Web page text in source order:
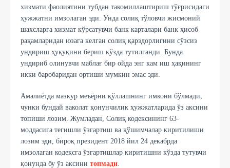
хизмати фаолиятини тубдан такомиллаштириш тўғрисидаги
ҳужжатни имзолаган эди. Унда солиқ тўловчи жисмоний
шахсларга хизмат кўрсатувчи банк карталари банк ҳисоб
рақамларидан юзага келган солиқ қарздорлигини сўзсиз
ундириш ҳуқуқини бериш кўзда тутилганди. Бунда
ундириб олинувчи маблағ бир ойда энг кам иш ҳақининг
икки баробаридан ортиши мумкин эмас эди.
Амалиётда мазкур меъёрни қўллашнинг имкони бўлмади,
чунки бундай ваколат қонунчилик ҳужжатларида ўз аксини
топиши лозим. Жумладан, Солиқ кодексининг 63-
моддасига тегишли ўзгартиш ва қўшимчалар киритилиши
лозим эди, бироқ президент 2018 йил 24 декабрда
имзолаган кодексга ўзгартишлар киритишни кўзда тутувчи
қонунда бу ўз аксини топмади